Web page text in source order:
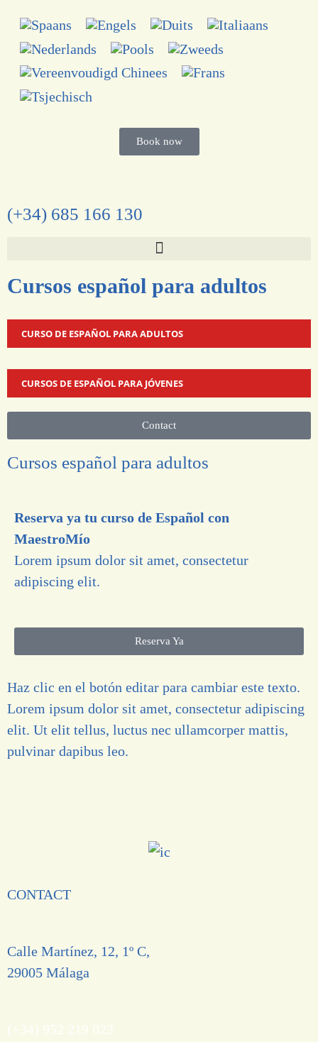
Book now
(+34) 685 166 130
Cursos español para adultos
CURSO DE ESPAÑOL PARA ADULTOS
CURSOS DE ESPAÑOL PARA JÓVENES
Contact
Cursos español para adultos
Reserva ya tu curso de Español con
MaestroMío
Lorem ipsum dolor sit amet, consectetur
adipiscing elit.
Reserva Ya
Haz clic en el botón editar para cambiar este texto.
Lorem ipsum dolor sit amet, consectetur adipiscing
elit. Ut elit tellus, luctus nec ullamcorper mattis,
pulvinar dapibus leo.
CONTACT
Calle Martínez, 12, 1º C,
29005 Málaga